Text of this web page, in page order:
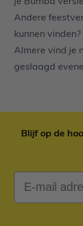
Andere
kunnen
Almere vind je
geslaagd
Blijf op de
E-mail adres